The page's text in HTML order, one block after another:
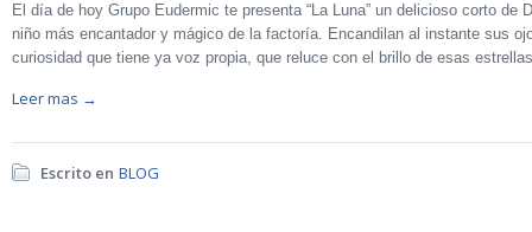
El día de hoy Grupo Eudermic te presenta “La Luna” un delicioso corto de
niño más encantador y mágico de la factoría. Encandilan al instante sus
curiosidad que tiene ya voz propia, que reluce con el brillo de esas
Leer mas →
Escrito en BLOG